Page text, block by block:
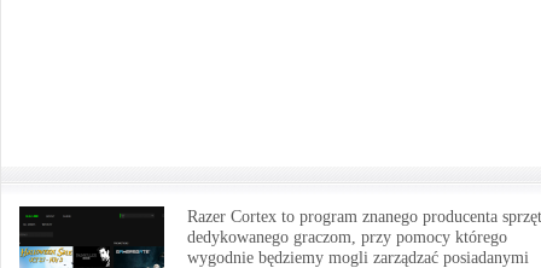
Razer Cortex to program znanego producenta
dedykowanego graczom, przy pomocy którego
wygodnie będziemy mogli zarządzać posiadanymi